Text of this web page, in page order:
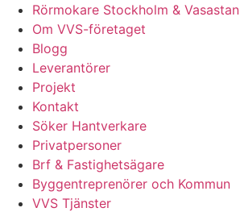
Rörmokare Stockholm & Vasastan
Om VVS-företaget
Blogg
Leverantörer
Projekt
Kontakt
Söker Hantverkare
Privatpersoner
Brf & Fastighetsägare
Byggentreprenörer och Kommun
VVS Tjänster